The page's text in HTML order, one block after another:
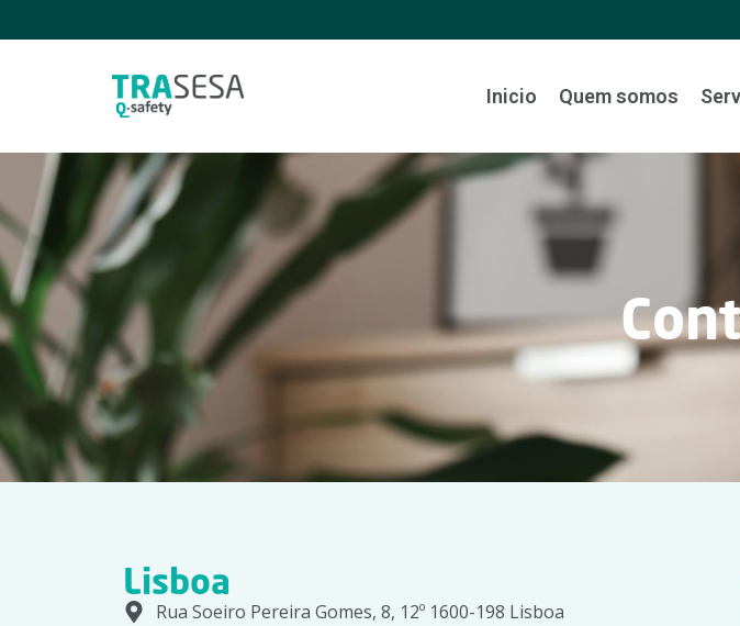
Inicio Quem somos
Lisboa
Rua Soeiro Pereira Gomes, 8, 12º 1600-198 Lisboa